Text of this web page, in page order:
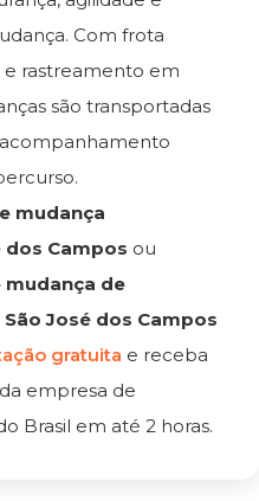
Com frota
rastreamento em
são transportadas
mudança
dos Campos ou
de
José dos Campos
gratuita e receba
empresa de
Brasil em até 2 horas.